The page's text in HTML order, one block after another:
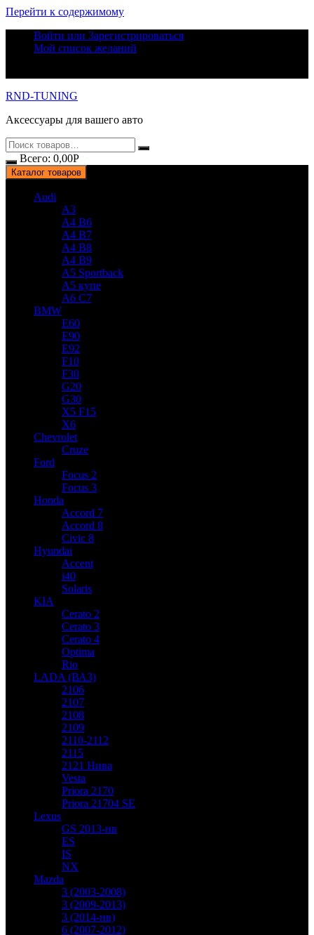
Перейти к содержимому
Войти или Зарегистрироваться
Мой список желаний
RND-TUNING
Аксессуары для вашего авто
Всего: 0,00Р
Каталог товаров
Audi
A3
A4 B6
A4 B7
A4 B8
A4 B9
A5 Sportback
A5 купе
A6 C7
BMW
E60
E90
E92
F10
F30
G20
G30
X5 F15
X6
Chevrolet
Cruze
Ford
Focus 2
Focus 3
Honda
Accord 7
Accord 8
Civic 8
Hyundai
Accent
i40
Solaris
KIA
Cerato 2
Cerato 3
Cerato 4
Optima
Rio
LADA (ВАЗ)
2106
2107
2108
2109
2110-2112
2115
2121 Нива
Vesta
Priora 2170
Priora 21704 SE
Lexus
GS 2013-нв
ES
IS
NX
Mazda
3 (2003-2008)
3 (2009-2013)
3 (2014-нв)
6 (2007-2012)